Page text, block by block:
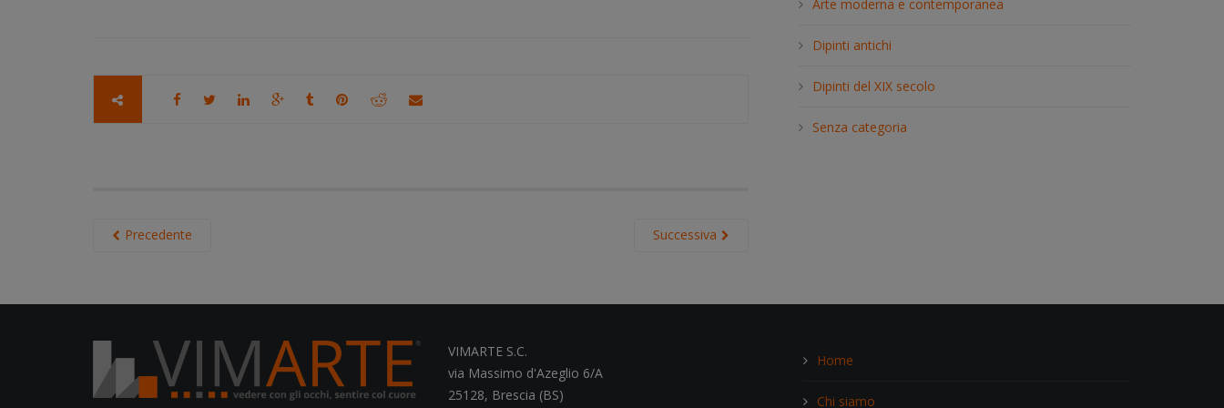
Successiva
Precedente
h
Arte moderna e contemporanea
Dipinti antichi
Dipinti del XIX secolo
Senza categoria
VIMARTE S.C.
via Massimo d'Azeglio 6/A
25128, Brescia (BS)
Home
Chi siamo